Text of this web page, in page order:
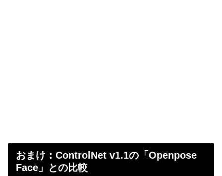
おまけ：ControlNet v1.1の「Openpose
Face」との比較